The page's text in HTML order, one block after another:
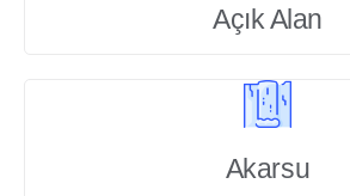
Açık Alan
Akarsu